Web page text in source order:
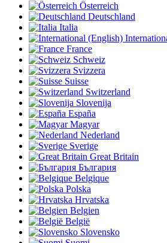
Österreich
Deutschland
Italia
France
Schweiz
Svizzera
Suisse
Switzerland
Slovenija
España
Magyar
Nederland
Sverige
Great Britain
България
Belgique
Polska
Hrvatska
Belgien
België
Slovensko